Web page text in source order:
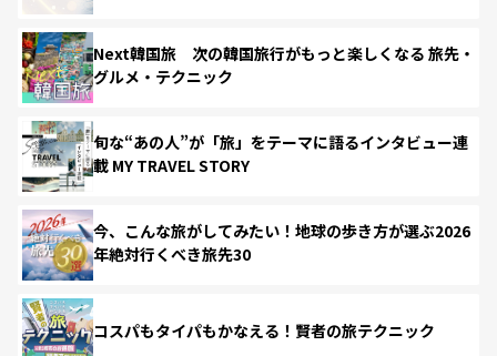
Next韓国旅 次の韓国旅行がもっと楽しくなる 旅先・
グルメ・テクニック
旬な“あの人”が「旅」をテーマに語るインタビュー連
載 MY TRAVEL STORY
今、こんな旅がしてみたい！地球の歩き方が選ぶ2026
年絶対行くべき旅先30
コスパもタイパもかなえる！賢者の旅テクニック